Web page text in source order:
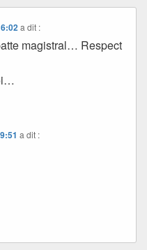
a dit :
magistral… Respect
a dit :